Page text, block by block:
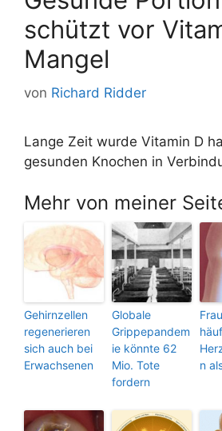
schützt vor
Mangel
von Richard Ridder
Lange Zeit wurde Vitamin D
gesunden Knochen in
Mehr von meiner
Gehirnzellen
regenerieren
sich auch bei
Erwachsenen
Globale
Grippepandem
ie könnte 62
Mio. Tote
fordern
n